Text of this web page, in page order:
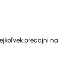
predajni na